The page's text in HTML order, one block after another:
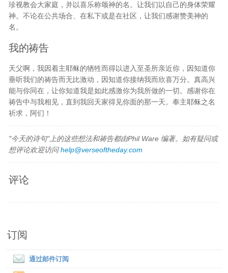
珍视教会大家庭，并以喜乐称颂神的名。让我们以自己的身体荣耀
神。不论在公共场合、在私下或是在社区，让我们感谢赞美神的
名。
我的祷告
天父啊，我因着主耶稣的牺牲而得以进入至圣所亲近你，因知道你
垂听我们的祷告而无比激动，因知道你接纳我而欣喜万分。真高兴
能与你同在，让你知道我是如此感激你为我所做的一切。感谢你在
祷告中与我相见，直到我回天家得见你面的那一天。奉主耶稣之名
祈求，阿们！
"今天的诗句"上的这些想法和祷告都由Phil Ware 编著。如有疑问或
想评论欢迎访问help@verseoftheday.com
评论
订阅
通过邮件订阅